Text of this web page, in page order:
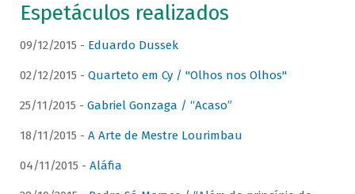
Espetáculos realizados
09/12/2015 - Eduardo Dussek
02/12/2015 - Quarteto em Cy / "Olhos nos Olhos"
25/11/2015 - Gabriel Gonzaga / “Acaso”
18/11/2015 - A Arte de Mestre Lourimbau
04/11/2015 - Aláfia